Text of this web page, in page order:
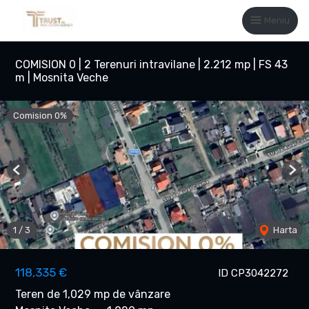
Meniu
COMISION 0 | 2 Terenuri intravilane | 2.212 mp | FS 43
m | Mosnita Veche
ID CP3042272
118,335 €
Teren de 1,029 mp de vânzare
Comision 0%
1 / 3 Harta
Previous